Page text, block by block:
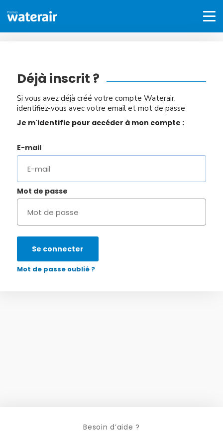
Déjà inscrit ?
Si vous avez déjà créé votre compte Waterair,
identifiez-vous avec votre email et mot de passe
Je m'identifie pour accéder à mon compte :
E-mail
Mot de passe
Mot de passe oublié ?
Se connecter
Besoin d’aide ?